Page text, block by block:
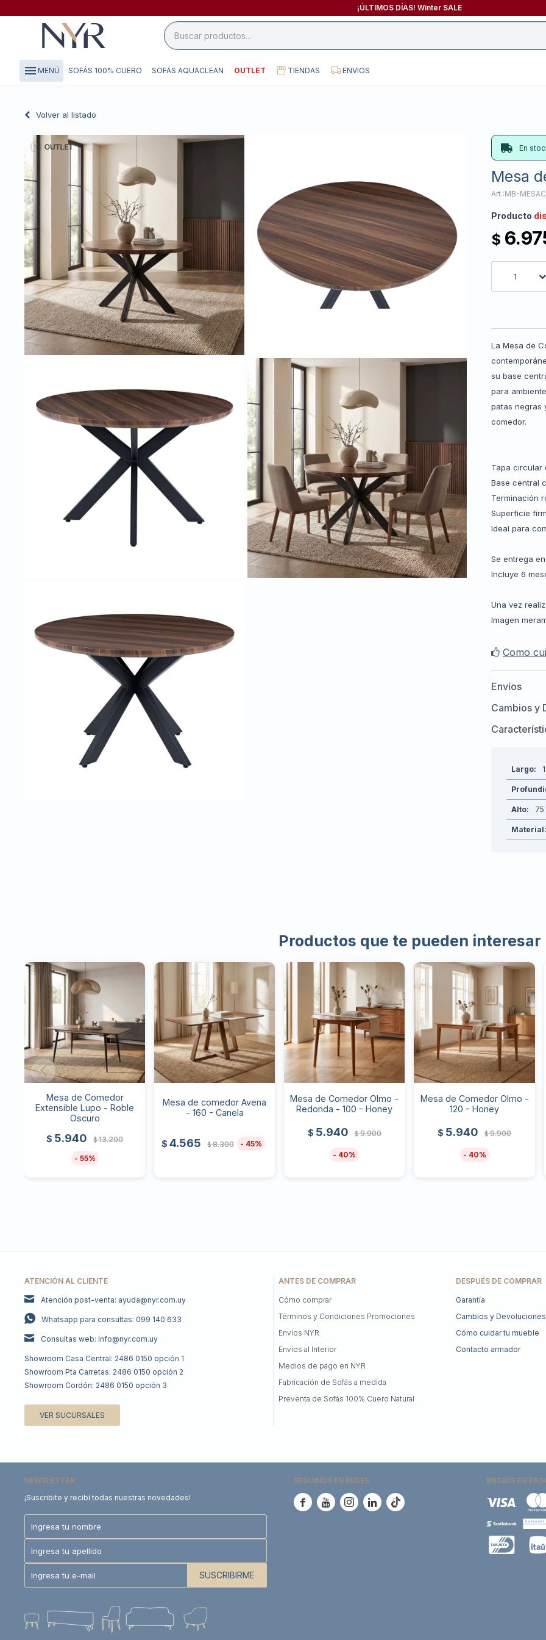
¡ÚLTIMOS DÍAS! Winter SALE
menu MENÚ SOFÁS 100% CUERO SOFÁS AQUACLEAN OUTLET TIENDAS ENVIOS
Volver al listado
En
Mesa
MB-
Producto
$
1
La Mesa de
su base
para
patas negras
comedor.
Tapa circular
Base central
Terminación
Superficie
Ideal para
Se entrega
Incluye 6
Una vez
Imagen
Como
Envíos
Cambios y
Largo
Alto 75
Material
Productos que te pueden interesar
Mesa de Comedor
Extensible Lupo - Roble
Oscuro
$ 5.940 $ 13.200
55
Mesa de comedor Avena
- 160 - Canela
$ 4.565 $ 8.300 45
Mesa de Comedor Olmo -
Redonda - 100 - Honey
$ 5.940 $ 9.900
40
Mesa de Comedor Olmo -
120 - Honey
$ 5.940 $ 9.900
40
ATENCIÓN AL CLIENTE
Atención post-venta: ayuda@nyr.com.uy
Whatsapp para consultas: 099 140 633
Consultas web: info@nyr.com.uy
Showroom Casa Central: 2486 0150 opción 1
Showroom Pta Carretas: 2486 0150 opción 2
Showroom Cordón: 2486 0150 opción 3
VER SUCURSALES
DESPUÉS DE COMPRAR
Garantía
Cambios y Devoluciones
Cómo cuidar tu mueble
Contacto armador
ANTES DE COMPRAR
Cómo comprar
Términos y Condiciones Promociones
Envíos NYR
Envíos al Interior
Medios de pago en NYR
Fabricación de Sofás a medida
Preventa de Sofás 100% Cuero Natural
NEWSLETTER
¡Suscribite y recibí todas nuestras novedades!
SUSCRIBIRME
SEGUINOS EN REDES
    
MEDIOS DE
close